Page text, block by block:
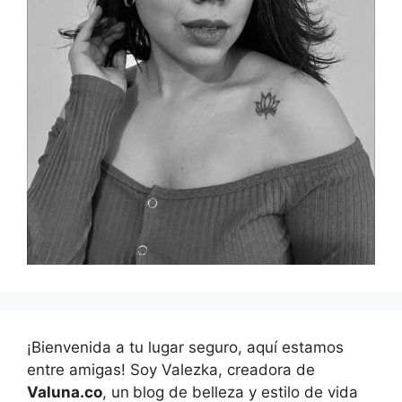
¡Bienvenida a tu lugar seguro, aquí estamos
entre amigas! Soy Valezka, creadora de
Valuna.co, un blog de belleza y estilo de vida